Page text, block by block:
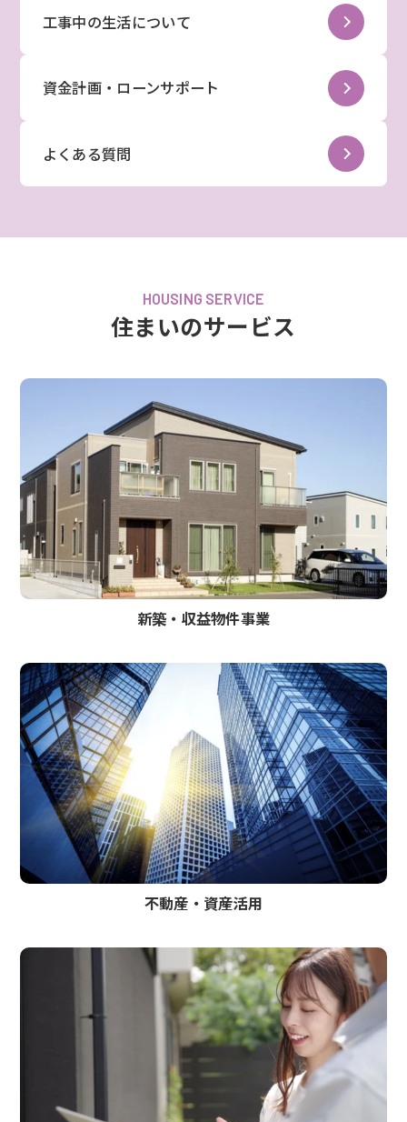
工事中の生活について
資金計画・ローンサポート
よくある質問
HOUSING SERVICE
住まいのサービス
新築‧収益物件事業
不動産・資産活用